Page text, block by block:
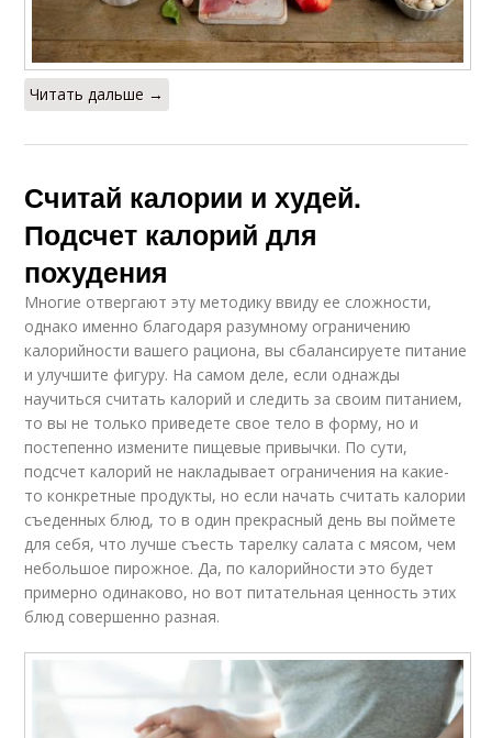
Читать дальше →
Считай калории и худей.
Подсчет калорий для
похудения
Многие отвергают эту методику ввиду ее сложности,
однако именно благодаря разумному ограничению
калорийности вашего рациона, вы сбалансируете питание
и улучшите фигуру. На самом деле, если однажды
научиться считать калорий и следить за своим питанием,
то вы не только приведете свое тело в форму, но и
постепенно измените пищевые привычки. По сути,
подсчет калорий не накладывает ограничения на какие-
то конкретные продукты, но если начать считать калории
съеденных блюд, то в один прекрасный день вы поймете
для себя, что лучше съесть тарелку салата с мясом, чем
небольшое пирожное. Да, по калорийности это будет
примерно одинаково, но вот питательная ценность этих
блюд совершенно разная.